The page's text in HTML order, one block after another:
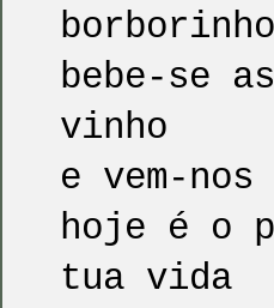
borborinho
bebe-se
vinho
e vem-
hoje é o
tua vida